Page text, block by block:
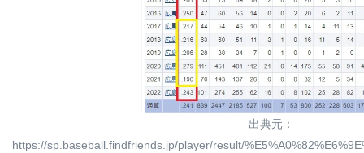
出典元：
https://sp.baseball.findfriends.jp/player/result/